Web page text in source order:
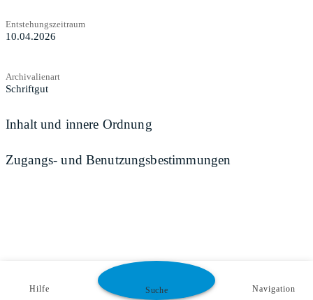
Entstehungszeitraum
10.04.2026
Archivalienart
Schriftgut
Inhalt und innere Ordnung
Zugangs- und Benutzungsbestimmungen
Hilfe Suche Navigation